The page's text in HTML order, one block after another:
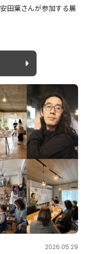
田葉さんが参加する展
2026.05.29